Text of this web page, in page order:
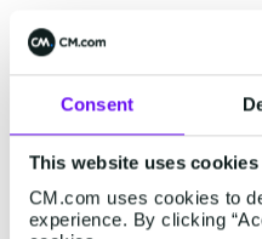
Consent
This website uses cookies
CM.com uses cookies to
experience. By clicking
成果を引き出す
やすい
自己発信がメインのイ
画が必要となります。